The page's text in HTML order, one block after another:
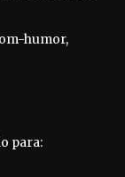
humor,
para: